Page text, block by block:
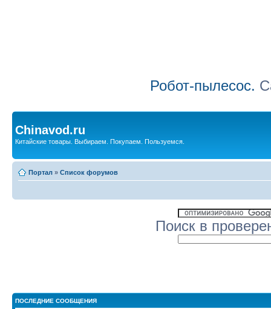
Робот-пылесос.
Chinavod.ru
Китайские товары. Выбираем. Покупаем. Пользуемся.
Портал » Список форумов
Поиск в
ПОСЛЕДНИЕ СООБЩЕНИЯ